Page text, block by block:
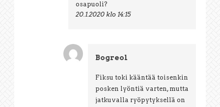
osapuoli?
20.1.2020 klo 14:15
Bogreol
Fiksu toki kääntää toisenkin
posken lyöntiä varten, mutta
jatkuvalla ryöpytyksellä on